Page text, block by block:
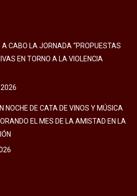
A CABO LA JORNADA “PROPUESTAS
EN TORNO A LA VIOLENCIA
NOCHE DE CATA DE VINOS Y MÚSICA
EL MES DE LA AMISTAD EN LA